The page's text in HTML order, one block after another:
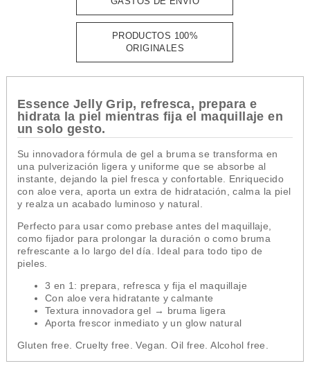
PRODUCTOS 100%
ORIGINALES
Essence Jelly Grip, refresca, prepara e
hidrata la piel mientras fija el maquillaje en
un solo gesto.
Su innovadora fórmula de gel a bruma se transforma en
una pulverización ligera y uniforme que se absorbe al
instante, dejando la piel fresca y confortable. Enriquecido
con aloe vera, aporta un extra de hidratación, calma la piel
y realza un acabado luminoso y natural.
Perfecto para usar como prebase antes del maquillaje,
como fijador para prolongar la duración o como bruma
refrescante a lo largo del día. Ideal para todo tipo de
pieles.
3 en 1: prepara, refresca y fija el maquillaje
Con aloe vera hidratante y calmante
Textura innovadora gel → bruma ligera
Aporta frescor inmediato y un glow natural
Gluten free. Cruelty free. Vegan. Oil free. Alcohol free.